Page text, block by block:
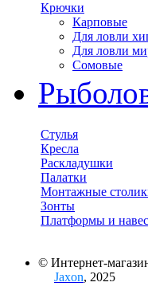
Крючки
Карповые
Для ловли
Для ловли
Сомовые
Стулья
Кресла
Раскладушки
Палатки
Монтажные
Зонты
Платформы и
© Интернет-
Jaxon, 2025